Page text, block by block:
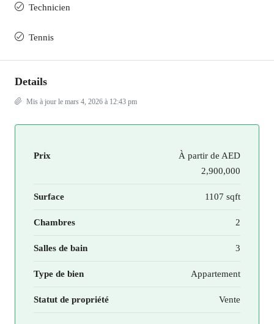
Technicien
Tennis
Details
Mis à jour le mars 4, 2026 à 12:43 pm
Prix À partir de AED
2,900,000
Surface 1107 sqft
Chambres 2
Salles de bain 3
Type de bien Appartement
Statut de propriété Vente